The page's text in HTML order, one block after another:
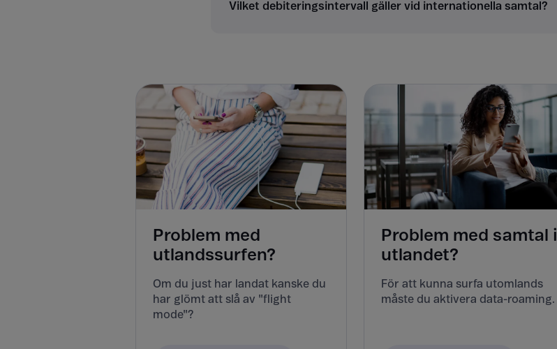
Vilket debiteringsintervall gäller vid internationella samtal?
Problem med
utlandssurfen?
Om du just har landat kanske du
har glömt att slå av "flight
mode"?
Problem med samtal i
utlandet?
För att kunna surfa utomlands
måste du aktivera data-roaming.